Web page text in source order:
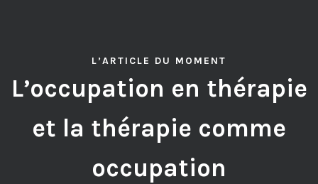
L’ARTICLE DU MOMENT
L’occupation en thérapie
et la thérapie comme
occupation